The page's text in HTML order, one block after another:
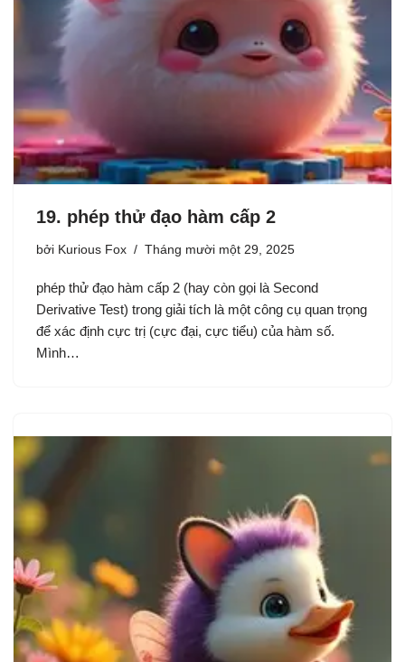
19. phép thử đạo hàm cấp 2
bởi Kurious Fox Tháng mười một 29, 2025
phép thử đạo hàm cấp 2 (hay còn gọi là Second
Derivative Test) trong giải tích là một công cụ quan trọng
để xác định cực trị (cực đại, cực tiểu) của hàm số.
Mình…